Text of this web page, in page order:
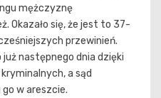
mężczyznę
Okazało się, że jest to 37-
przewinień.
następnego dnia dzięki
a sąd
w areszcie.